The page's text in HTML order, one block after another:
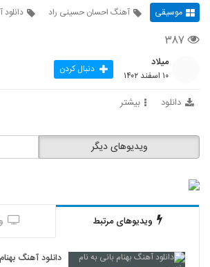
موسیقی آهنگ احسان حسینی راد
۳۸۷
میلاد
۱۰ اسفند ۱۴۰۲ دنبال کردن
دانلود بیشتر
ویدیوهای دیگر
ویدیوهای مرتبط
دانلود آهنگ